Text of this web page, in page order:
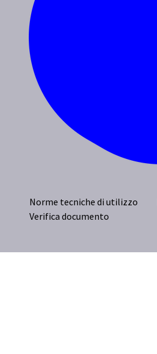
Norme tecniche di utilizzo
Verifica documento